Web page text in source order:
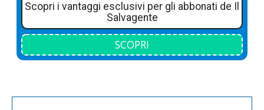
Scopri i vantaggi esclusivi per gli abbonati de Il
Salvagente
SCOPRI